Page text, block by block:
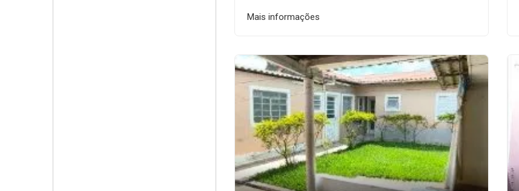
Mais informações